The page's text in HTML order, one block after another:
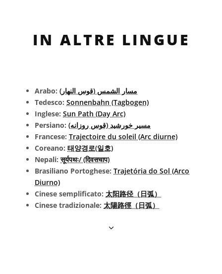
IN ALTRE LINGUE
Arabo: مسار الشمس (قوس النهار)
Tedesco: Sonnenbahn (Tagbogen)
Inglese: Sun Path (Day Arc)
Persiano: مسیر خورشید (قوس روزانه)
Francese: Trajectoire du soleil (Arc diurne)
Coreano: 태양경로(일호)
Nepali:सूर्यपथः/ (दिवसचाप)
Brasiliano Portoghese: Trajetória do Sol (Arco
Diurno)
Cinese semplificato: 太阳路径（日弧）
Cinese tradizionale: 太陽路徑（日弧）